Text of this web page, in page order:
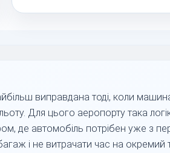
виправдана тоді, коли
Для цього аеропорту така
де автомобіль потрібен уже з
і не витрачати час на